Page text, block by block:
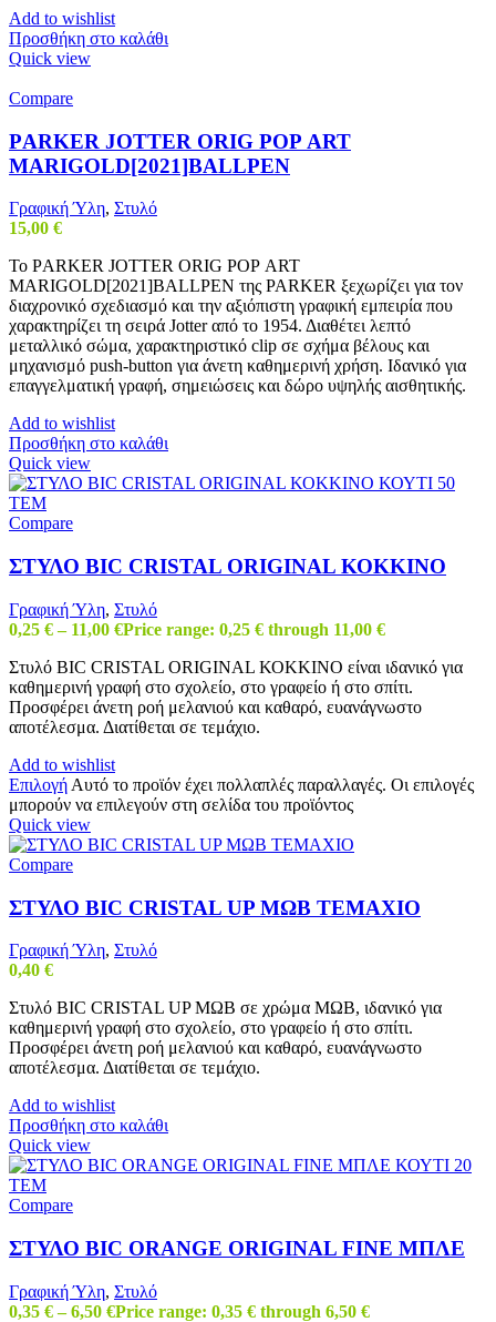
Add to wishlist
Προσθήκη στο καλάθι
Quick view
Compare
ΡARKER JOTTER ORIG ΡΟΡ ART
MARIGOLD[2021]BALLPEN
Γραφική Ύλη, Στυλό
15,00 €
Το ΡARKER JOTTER ORIG ΡΟΡ ART
MARIGOLD[2021]BALLPEN της PARKER ξεχωρίζει για τον
διαχρονικό σχεδιασμό και την αξιόπιστη γραφική εμπειρία που
χαρακτηρίζει τη σειρά Jotter από το 1954. Διαθέτει λεπτό
μεταλλικό σώμα, χαρακτηριστικό clip σε σχήμα βέλους και
μηχανισμό push-button για άνετη καθημερινή χρήση. Ιδανικό για
επαγγελματική γραφή, σημειώσεις και δώρο υψηλής αισθητικής.
Add to wishlist
Προσθήκη στο καλάθι
Quick view
Compare
ΣΤΥΛΟ BIC CRISTAL ORIGINAL ΚΟΚΚΙΝΟ
Γραφική Ύλη, Στυλό
0,25 € – 11,00 €Price range: 0,25 € through 11,00 €
Στυλό BIC CRISTAL ORIGINAL ΚΟΚΚΙΝΟ είναι ιδανικό για
καθημερινή γραφή στο σχολείο, στο γραφείο ή στο σπίτι.
Προσφέρει άνετη ροή μελανιού και καθαρό, ευανάγνωστο
αποτέλεσμα. Διατίθεται σε τεμάχιο.
Add to wishlist
Επιλογή Αυτό το προϊόν έχει πολλαπλές παραλλαγές. Οι επιλογές
μπορούν να επιλεγούν στη σελίδα του προϊόντος
Quick view
Compare
ΣΤΥΛΟ BIC CRISTAL UP ΜΩΒ ΤΕΜΑΧΙΟ
Γραφική Ύλη, Στυλό
0,40 €
Στυλό BIC CRISTAL UP ΜΩΒ σε χρώμα ΜΩΒ, ιδανικό για
καθημερινή γραφή στο σχολείο, στο γραφείο ή στο σπίτι.
Προσφέρει άνετη ροή μελανιού και καθαρό, ευανάγνωστο
αποτέλεσμα. Διατίθεται σε τεμάχιο.
Add to wishlist
Προσθήκη στο καλάθι
Quick view
Compare
ΣΤΥΛΟ BIC ORANGE ORIGINAL FINE ΜΠΛΕ
Γραφική Ύλη, Στυλό
0,35 € – 6,50 €Price range: 0,35 € through 6,50 €